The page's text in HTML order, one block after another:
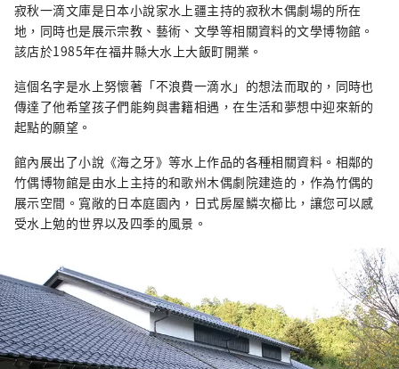
寂秋一滴文庫是日本小說家水上疆主持的寂秋木偶劇場的所在
地，同時也是展示宗教、藝術、文學等相關資料的文學博物館。
該店於1985年在福井縣大水上大飯町開業。
這個名字是水上努懷著「不浪費一滴水」的想法而取的，同時也
傳達了他希望孩子們能夠與書籍相遇，在生活和夢想中迎來新的
起點的願望。
館內展出了小說《海之牙》等水上作品的各種相關資料。相鄰的
竹偶博物館是由水上主持的和歌州木偶劇​​院建造的，作為竹偶的
展示空間。寬敞的日本庭園內，日式房屋鱗次櫛比，讓您可以感
受水上勉的世界以及四季的風景。